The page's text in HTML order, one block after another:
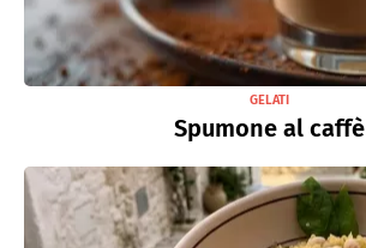
GELATI
Spumone al caffè